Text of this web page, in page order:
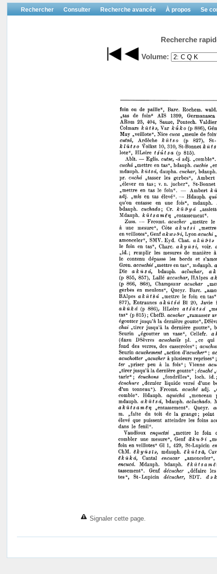
Rechercher Consulter Recherche avancée À propos Se
Recherche
Volume:
Signaler cette page.